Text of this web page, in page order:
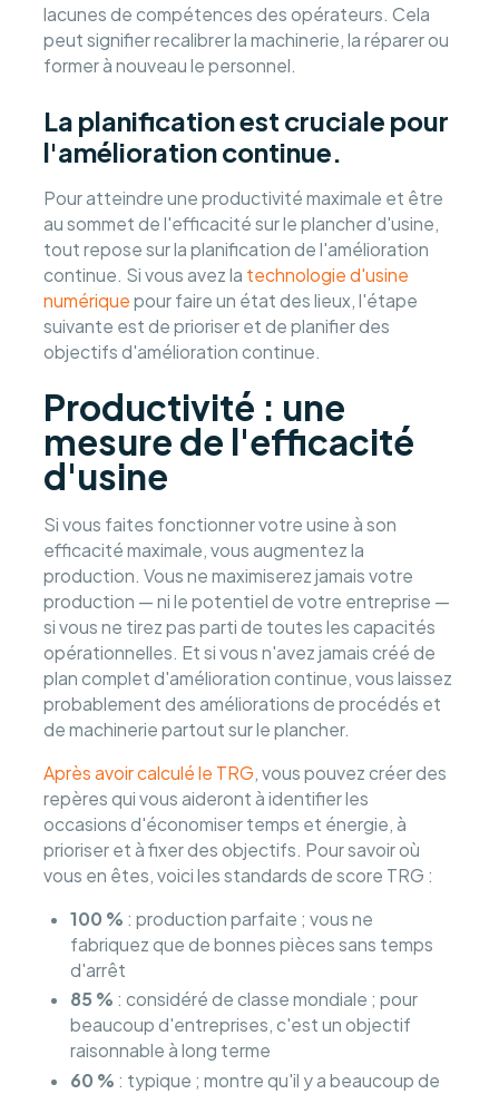
lacunes de compétences des opérateurs. Cela
peut signifier recalibrer la machinerie, la réparer ou
former à nouveau le personnel.
La planification est cruciale pour
l'amélioration continue.
Pour atteindre une productivité maximale et être
au sommet de l'efficacité sur le plancher d'usine,
tout repose sur la planification de l'amélioration
continue. Si vous avez la technologie d'usine
numérique pour faire un état des lieux, l'étape
suivante est de prioriser et de planifier des
objectifs d'amélioration continue.
Productivité : une
mesure de l'efficacité
d'usine
Si vous faites fonctionner votre usine à son
efficacité maximale, vous augmentez la
production. Vous ne maximiserez jamais votre
production — ni le potentiel de votre entreprise —
si vous ne tirez pas parti de toutes les capacités
opérationnelles. Et si vous n'avez jamais créé de
plan complet d'amélioration continue, vous laissez
probablement des améliorations de procédés et
de machinerie partout sur le plancher.
Après avoir calculé le TRG, vous pouvez créer des
repères qui vous aideront à identifier les
occasions d'économiser temps et énergie, à
prioriser et à fixer des objectifs. Pour savoir où
vous en êtes, voici les standards de score TRG :
100 % : production parfaite ; vous ne
fabriquez que de bonnes pièces sans temps
d'arrêt
85 % : considéré de classe mondiale ; pour
beaucoup d'entreprises, c'est un objectif
raisonnable à long terme
60 % : typique ; montre qu'il y a beaucoup de